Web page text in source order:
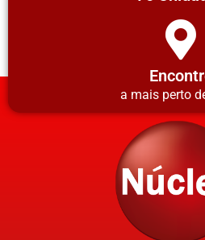
a mais perto